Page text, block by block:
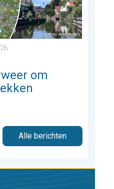
om
Alle berichten